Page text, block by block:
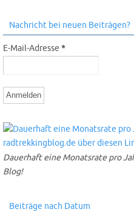
Nachricht bei neuen Beiträgen?
E-Mail-Adresse *
Dauerhaft eine Monatsrate pro
Blog!
Beiträge nach Datum